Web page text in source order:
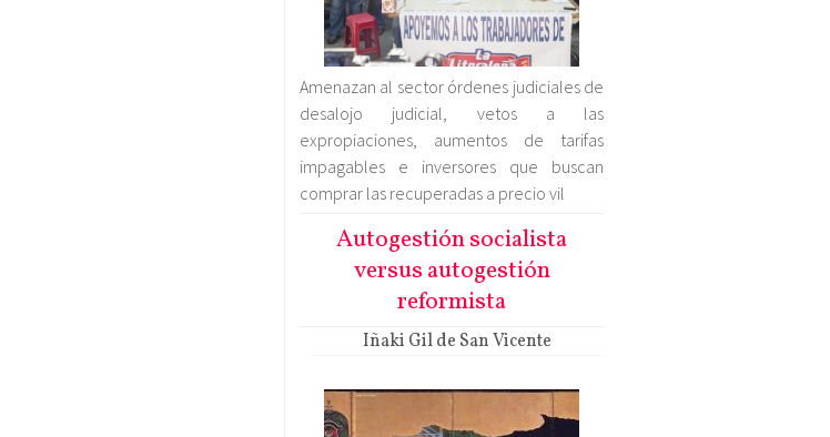
Amenazan al sector órdenes judiciales de
desalojo judicial, vetos a las
expropiaciones, aumentos de tarifas
impagables e inversores que buscan
comprar las recuperadas a precio vil
Autogestión socialista
versus autogestión
reformista
Iñaki Gil de San Vicente